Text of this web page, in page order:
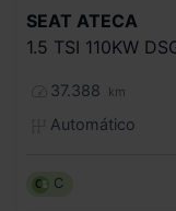
SEAT ATECA
37.388 km
Automático
C